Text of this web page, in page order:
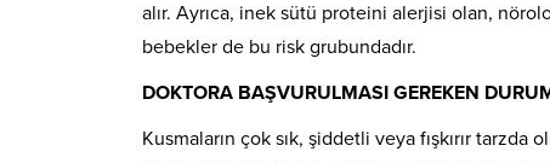
alır. Ayrıca, inek sütü proteini alerjisi olan,
bebekler de bu risk grubundadır.
DOKTORA BAŞVURULMASI GEREKEN
Kusmaların çok sık, şiddetli veya fışkırır